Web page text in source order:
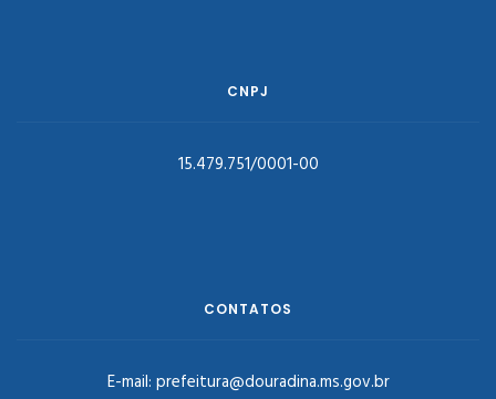
CNPJ
15.479.751/0001-00
CONTATOS
E-mail: prefeitura@douradina.ms.gov.br